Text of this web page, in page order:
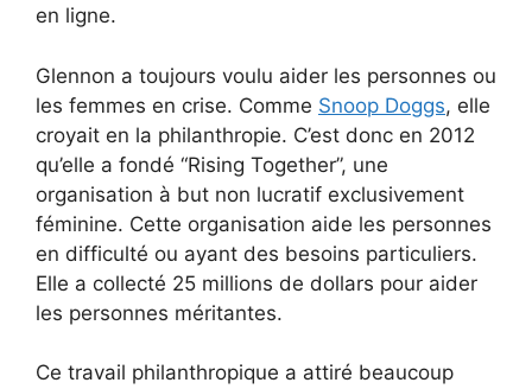
en ligne.
Glennon a toujours voulu aider les personnes ou
les femmes en crise. Comme Snoop Doggs, elle
croyait en la philanthropie. C’est donc en 2012
qu’elle a fondé “Rising Together”, une
organisation à but non lucratif exclusivement
féminine. Cette organisation aide les personnes
en difficulté ou ayant des besoins particuliers.
Elle a collecté 25 millions de dollars pour aider
les personnes méritantes.
Ce travail philanthropique a attiré beaucoup